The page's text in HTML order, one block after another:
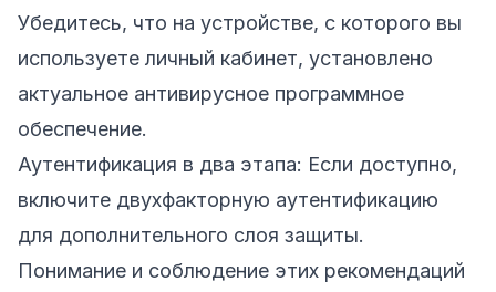
Убедитесь, что на устройстве, с которого вы
используете личный кабинет, установлено
актуальное антивирусное программное
обеспечение.
Аутентификация в два этапа: Если доступно,
включите двухфакторную аутентификацию
для дополнительного слоя защиты.
Понимание и соблюдение этих рекомендаций